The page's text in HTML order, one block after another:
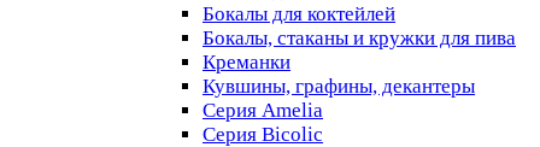
Бокалы для коктейлей
Бокалы, стаканы и кружки для пива
Креманки
Кувшины, графины, декантеры
Серия Amelia
Серия Bicolic